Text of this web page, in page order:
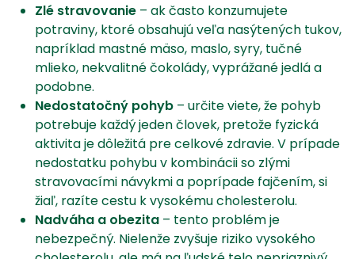
Zlé stravovanie – ak často konzumujete
potraviny, ktoré obsahujú veľa nasýtených tukov,
napríklad mastné mäso, maslo, syry, tučné
mlieko, nekvalitné čokolády, vyprážané jedlá a
podobne.
Nedostatočný pohyb – určite viete, že pohyb
potrebuje každý jeden človek, pretože fyzická
aktivita je dôležitá pre celkové zdravie. V prípade
nedostatku pohybu v kombinácii so zlými
stravovacími návykmi a poprípade fajčením, si
žiaľ, razíte cestu k vysokému cholesterolu.
Nadváha a obezita – tento problém je
nebezpečný. Nielenže zvyšuje riziko vysokého